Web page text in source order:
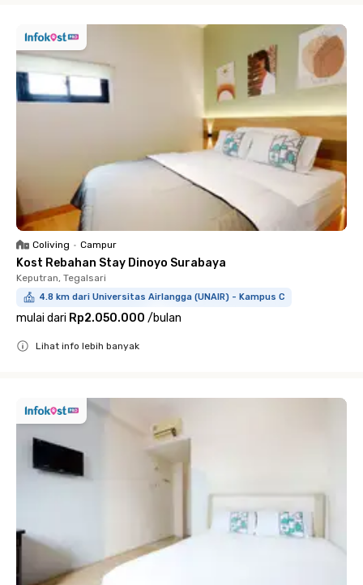
Coliving • Campur
Kost Rebahan Stay Dinoyo Surabaya
Keputran, Tegalsari
4.8 km dari Universitas Airlangga (UNAIR) - Kampus C
mulai dari Rp2.050.000 /bulan
Lihat info lebih banyak